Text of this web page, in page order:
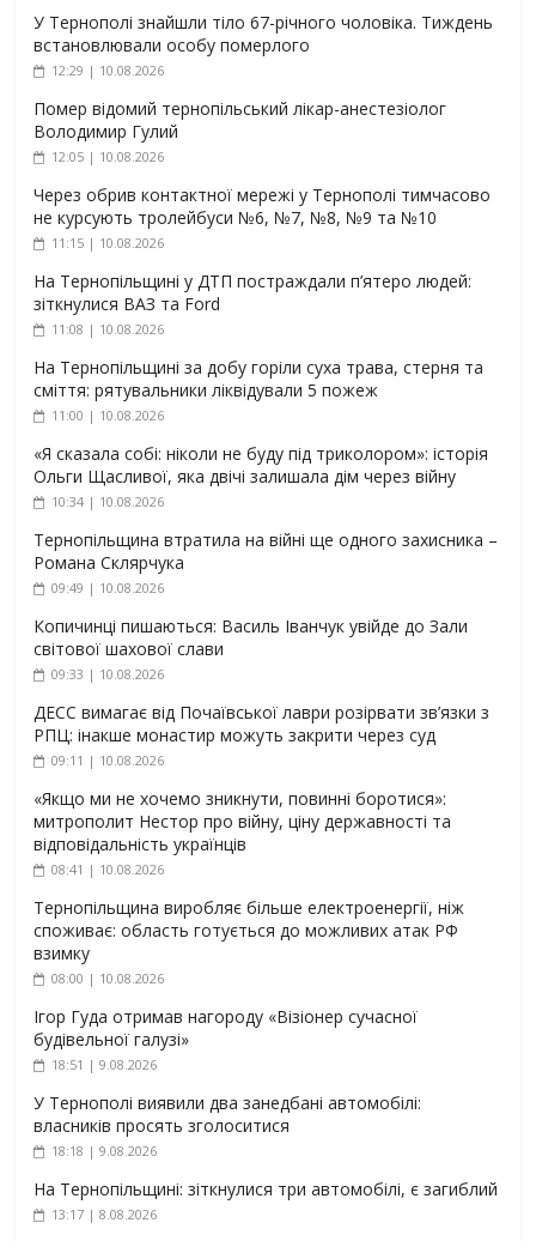
У Тернополі знайшли тіло 67-річного чоловіка. Тиждень
встановлювали особу померлого
12:29 | 10.08.2026
Помер відомий тернопільський лікар-анестезіолог
Володимир Гулий
12:05 | 10.08.2026
Через обрив контактної мережі у Тернополі тимчасово
не курсують тролейбуси №6, №7, №8, №9 та №10
11:15 | 10.08.2026
На Тернопільщині у ДТП постраждали п’ятеро людей:
зіткнулися ВАЗ та Ford
11:08 | 10.08.2026
На Тернопільщині за добу горіли суха трава, стерня та
сміття: рятувальники ліквідували 5 пожеж
11:00 | 10.08.2026
«Я сказала собі: ніколи не буду під триколором»: історія
Ольги Щасливої, яка двічі залишала дім через війну
10:34 | 10.08.2026
Тернопільщина втратила на війні ще одного захисника –
Романа Склярчука
09:49 | 10.08.2026
Копичинці пишаються: Василь Іванчук увійде до Зали
світової шахової слави
09:33 | 10.08.2026
ДЕСС вимагає від Почаївської лаври розірвати зв’язки з
РПЦ: інакше монастир можуть закрити через суд
09:11 | 10.08.2026
«Якщо ми не хочемо зникнути, повинні боротися»:
митрополит Нестор про війну, ціну державності та
відповідальність українців
08:41 | 10.08.2026
Тернопільщина виробляє більше електроенергії, ніж
споживає: область готується до можливих атак РФ
взимку
08:00 | 10.08.2026
Ігор Гуда отримав нагороду «Візіонер сучасної
будівельної галузі»
18:51 | 9.08.2026
У Тернополі виявили два занедбані автомобілі:
власників просять зголоситися
18:18 | 9.08.2026
На Тернопільщині: зіткнулися три автомобілі, є загиблий
13:17 | 8.08.2026